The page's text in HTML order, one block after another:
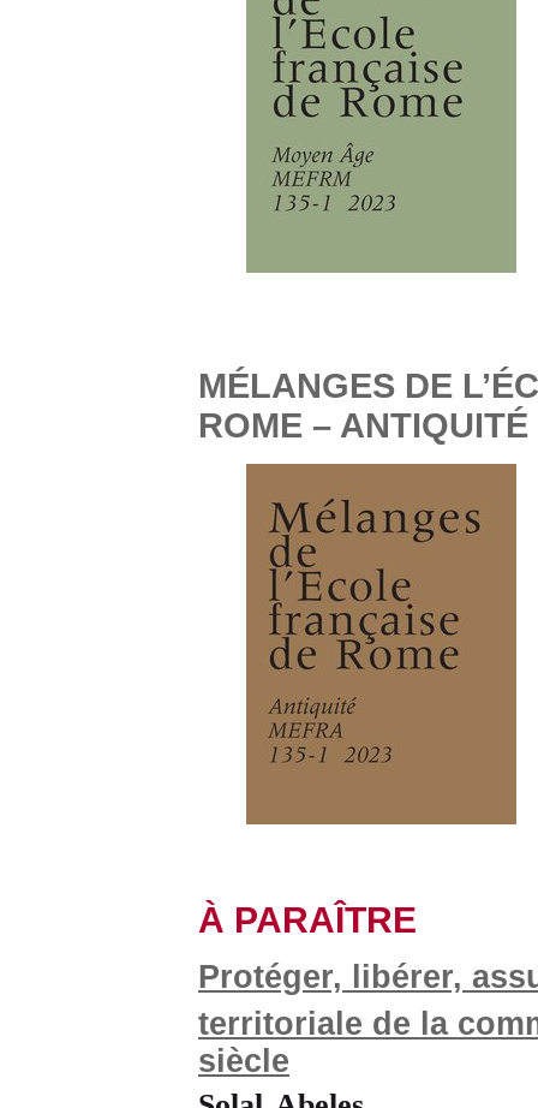
MÉLANGES DE
ROME –
À PARAÎTRE
Protéger, libérer,
territoriale de la
siècle